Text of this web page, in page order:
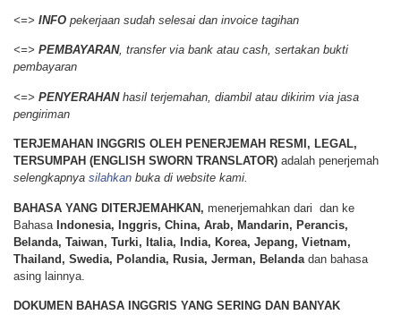
<=> INFO pekerjaan sudah selesai dan invoice tagihan
<=> PEMBAYARAN, transfer via bank atau cash, sertakan bukti
pembayaran
<=> PENYERAHANhasil terjemahan, diambil atau dikirim via jasa
pengiriman
TERJEMAHAN INGGRIS OLEH PENERJEMAH RESMI, LEGAL,
TERSUMPAH (ENGLISH SWORN TRANSLATOR) adalah penerjemah
selengkapnya silahkan buka di website kami.
BAHASA YANG DITERJEMAHKAN, menerjemahkan dari dan ke
Bahasa Indonesia, Inggris, China, Arab, Mandarin, Perancis,
Belanda, Taiwan, Turki, Italia, India, Korea, Jepang, Vietnam,
Thailand, Swedia, Polandia, Rusia, Jerman, Belanda dan bahasa
asing lainnya.
DOKUMEN BAHASA INGGRIS YANG SERING DAN BANYAK